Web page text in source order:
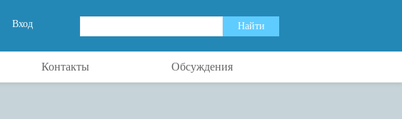
Вход
Контакты Обсуждения